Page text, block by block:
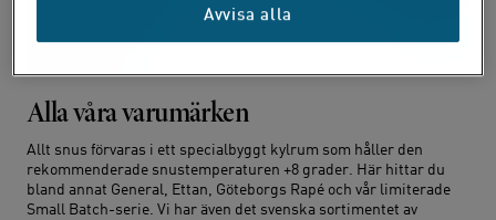
Alla våra varumärken
Allt snus förvaras i ett specialbyggt kylrum som håller den
rekommenderade snustemperaturen +8 grader. Här hittar du
bland annat General, Ettan, Göteborgs Rapé och vår limiterade
Small Batch-serie. Vi har även det svenska sortimentet av
Avvisa alla